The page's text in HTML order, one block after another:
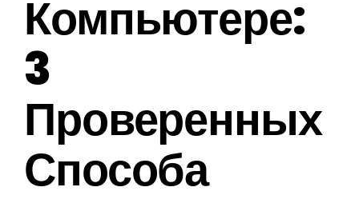
Компьютере:
3
Проверенных
Способа